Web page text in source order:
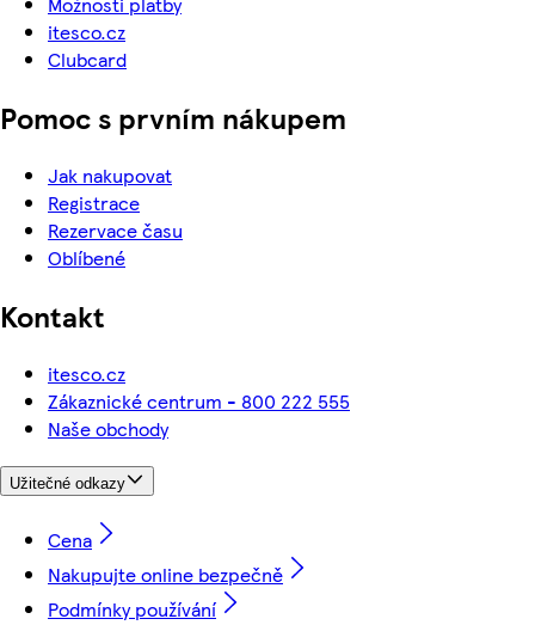
itesco.cz
Clubcard
Pomoc s prvním nákupem
Jak nakupovat
Registrace
Rezervace času
Oblíbené
Kontakt
itesco.cz
Zákaznické centrum - 800 222 555
Naše obchody
Užitečné odkazy
Cena
Nakupujte online bezpečně
Podmínky používání